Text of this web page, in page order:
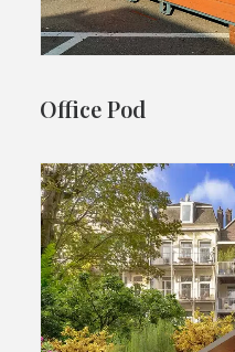
Office Pod